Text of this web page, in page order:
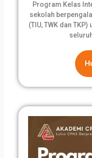
Program Kelas
sekolah
(TIU, TWK dan